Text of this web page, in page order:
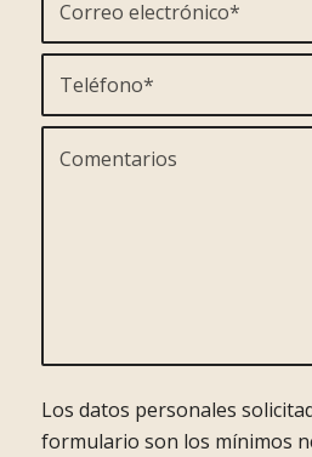
Los datos personales
formulario son los mínimos